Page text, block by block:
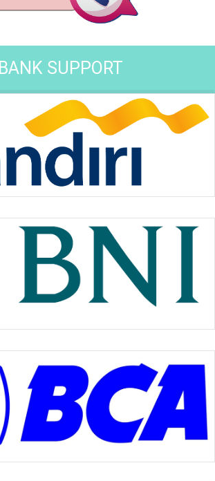
BANK SUPPORT